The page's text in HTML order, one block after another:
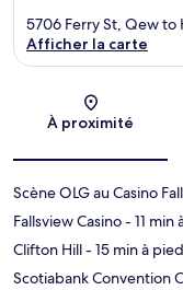
5706 Ferry St, Qew to
Afficher la carte
À proximité
Scène OLG au Casino
Fallsview Casino- 11 min
Clifton Hill- 15 min à pied
Scotiabank Convention